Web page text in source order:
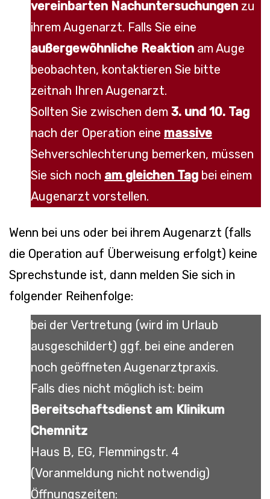
vereinbarten Nachuntersuchungen zu
ihrem Augenarzt. Falls Sie eine
außergewöhnliche Reaktion am Auge
beobachten, kontaktieren Sie bitte
zeitnah Ihren Augenarzt.
Sollten Sie zwischen dem 3. und 10. Tag
nach der Operation eine massive
Sehverschlechterung bemerken, müssen
Sie sich noch am gleichen Tag bei einem
Augenarzt vorstellen.
Wenn bei uns oder bei ihrem Augenarzt (falls
die Operation auf Überweisung erfolgt) keine
Sprechstunde ist, dann melden Sie sich in
folgender Reihenfolge:
bei der Vertretung (wird im Urlaub
ausgeschildert) ggf. bei eine anderen
noch geöffneten Augenarztpraxis.
Falls dies nicht möglich ist: beim
Bereitschaftsdienst am Klinikum
Chemnitz
Haus B, EG, Flemmingstr. 4
(Voranmeldung nicht notwendig)
Öffnungszeiten: